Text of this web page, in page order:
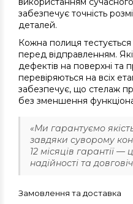
забезпечує точність
деталей.
Кожна полиця тестується
перед відправленням.
дефектів на поверхні та
перевіряються на всіх
забезпечує, що стелаж
без зменшення
«Ми гарантуємо
завдяки суворому
12 місяців гарантії
надійності та
Замовлення та доставка